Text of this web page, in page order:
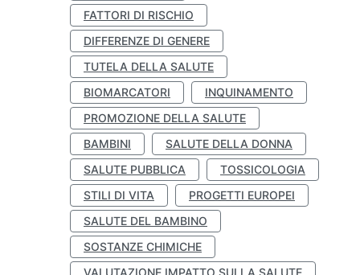
FATTORI DI RISCHIO
DIFFERENZE DI GENERE
TUTELA DELLA SALUTE
BIOMARCATORI
INQUINAMENTO
PROMOZIONE DELLA SALUTE
BAMBINI
SALUTE DELLA DONNA
SALUTE PUBBLICA
TOSSICOLOGIA
STILI DI VITA
PROGETTI EUROPEI
SALUTE DEL BAMBINO
SOSTANZE CHIMICHE
VALUTAZIONE IMPATTO SULLA SALUTE